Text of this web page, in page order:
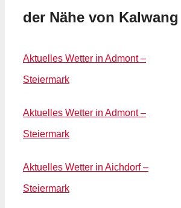
der Nähe von Kalwang
Aktuelles Wetter in Admont –
Steiermark
Aktuelles Wetter in Admont –
Steiermark
Aktuelles Wetter in Aichdorf –
Steiermark